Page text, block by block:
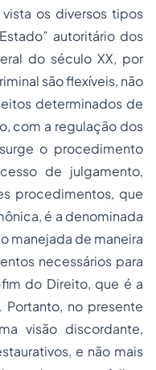
os diversos tipos
autoritário dos
do século XX, por
são flexíveis, não
determinados de
com a regulação dos
o procedimento
de julgamento,
procedimentos, que
é a denominada
manejada de maneira
necessários para
do Direito, que é a
no presente
visão discordante,
e não mais